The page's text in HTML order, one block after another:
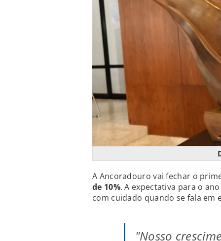
A Ancoradouro vai fechar o
de 10%. A expectativa para o
com cuidado quando se fala em
"Nosso